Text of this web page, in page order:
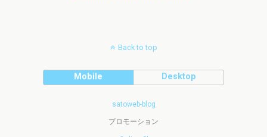
Back to top
Mobile Desktop
satoweb-blog
プロモーション